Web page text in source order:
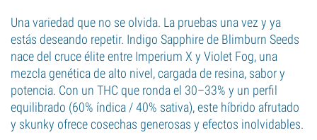
Una variedad que no se olvida. La pruebas una vez y ya
estás deseando repetir. Indigo Sapphire de Blimburn Seeds
nace del cruce élite entre Imperium X y Violet Fog, una
mezcla genética de alto nivel, cargada de resina, sabor y
potencia. Con un THC que ronda el 30–33% y un perfil
equilibrado (60% índica / 40% sativa), este híbrido afrutado
y skunky ofrece cosechas generosas y efectos inolvidables.